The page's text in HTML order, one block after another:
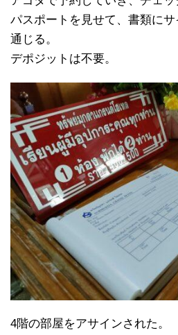
パスポートを見せて、書類に
通じる。
デポジットは不要。
4階の部屋をアサインされた。